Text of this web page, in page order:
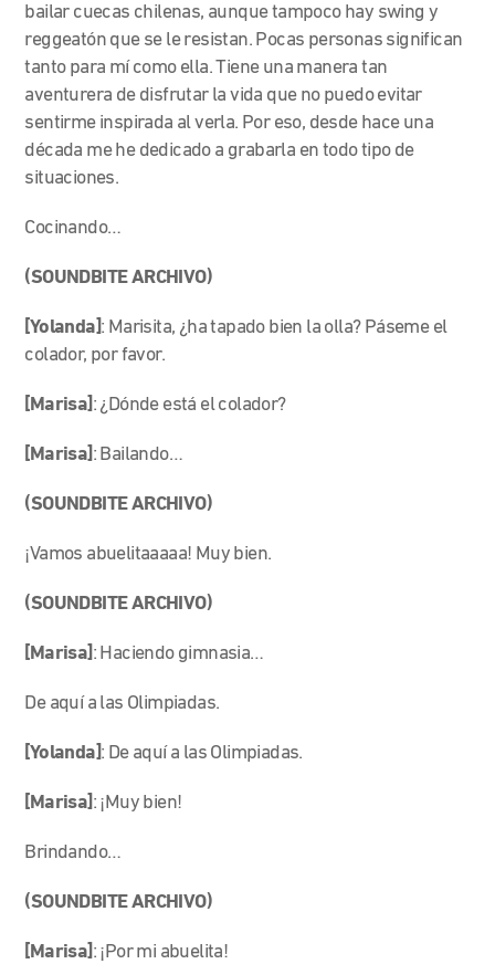
bailar cuecas chilenas, aunque tampoco hay swing y
reggeatón que se le resistan. Pocas personas significan
tanto para mí como ella. Tiene una manera tan
aventurera de disfrutar la vida que no puedo evitar
sentirme inspirada al verla. Por eso, desde hace una
década me he dedicado a grabarla en todo tipo de
situaciones.
Cocinando…
(SOUNDBITE ARCHIVO)
[Yolanda]: Marisita, ¿ha tapado bien la olla? Páseme el
colador, por favor.
[Marisa] : ¿Dónde está el colador?
[Marisa] : Bailando…
(SOUNDBITE ARCHIVO)
¡Vamos abuelitaaaaa! Muy bien.
(SOUNDBITE ARCHIVO)
[Marisa] : Haciendo gimnasia…
De aquí a las Olimpiadas.
[Yolanda]: De aquí a las Olimpiadas.
[Marisa] : ¡Muy bien!
Brindando…
(SOUNDBITE ARCHIVO)
[Marisa] : ¡Por mi abuelita!